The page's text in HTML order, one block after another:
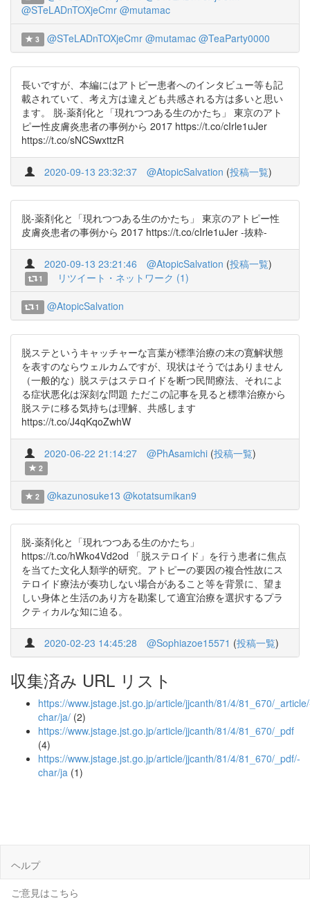
@STeLADnTOXjeCmr @mutamac
3 @STeLADnTOXjeCmr @mutamac @TeaParty0000
長いですが、本編にはアトピー患者へのインタビュー等も記
載されていて、考え方は違えども共感される方は多いと思い
ます。 脱-薬剤化と「現れつつある生のかたち」 東京のアト
ピー性皮膚炎患者の事例から 2017 https://t.co/cIrle1uJer
https://t.co/sNCSwxttzR
2020-09-13 23:32:37 @AtopicSalvation (投稿一覧)
脱-薬剤化と「現れつつある生のかたち」 東京のアトピー性
皮膚炎患者の事例から 2017 https://t.co/cIrle1uJer -抜粋-
2020-09-13 23:21:46 @AtopicSalvation (投稿一覧)
1 リツイート・ネットワーク (1)
1 @AtopicSalvation
脱ステというキャッチャーな言葉が標準治療の末の寛解状態
を表すのならウェルカムですが、現状はそうではありません
（一般的な）脱ステはステロイドを断つ民間療法、それによ
る症状悪化は深刻な問題 ただこの記事を見ると標準治療から
脱ステに移る気持ちは理解、共感します
https://t.co/J4qKqoZwhW
2020-06-22 21:14:27 @PhAsamichi (投稿一覧)
2
2 @kazunosuke13 @kotatsumikan9
脱-薬剤化と「現れつつある生のかたち」
https://t.co/hWko4Vd2od 「脱ステロイド」を行う患者に焦点
を当てた文化人類学的研究。アトピーの要因の複合性故にス
テロイド療法が奏功しない場合があること等を背景に、望ま
しい身体と生活のあり方を勘案して適宜治療を選択するプラ
クティカルな知に迫る。
2020-02-23 14:45:28 @Sophiazoe15571 (投稿一覧)
収集済み URL リスト
https://www.jstage.jst.go.jp/article/jjcanth/81/4/81_670/
char/ja/ (2)
https://www.jstage.jst.go.jp/article/jjcanth/81/4/81_670/_pdf
(4)
https://www.jstage.jst.go.jp/article/jjcanth/81/4/81_670/_pdf/-
char/ja (1)
ヘルプ
ご意見はこちら